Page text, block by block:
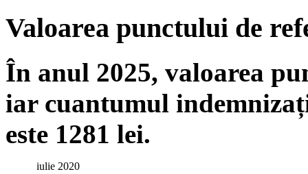
Valoarea punctului de
În anul 2025, valoarea
iar cuantumul
este 1281 lei.
iulie 2020